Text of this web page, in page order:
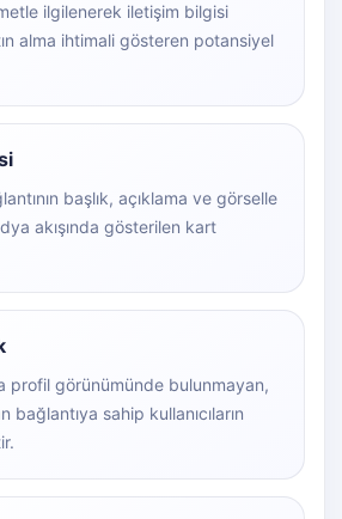
ilgilenerek iletişim bilgisi
alma ihtimali gösteren potansiyel
başlık, açıklama ve görselle
akışında gösterilen kart
profil görünümünde bulunmayan,
bağlantıya sahip kullanıcıların